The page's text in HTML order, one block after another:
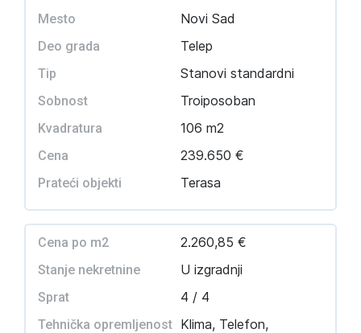
Mesto Novi Sad
Deo grada Telep
Tip Stanovi standardni
Sobnost Troiposoban
Kvadratura 106 m2
Cena 239.650 €
Prateći objekti Terasa
Cena po m2 2.260,85 €
Stanje nekretnine U izgradnji
Sprat 4 / 4
Tehnička opremljenost Klima, Telefon,